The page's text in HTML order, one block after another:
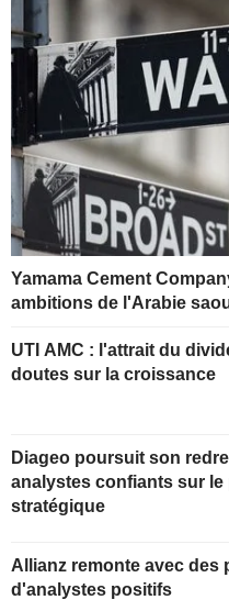
Yamama Cement
ambitions de l'Arabie
UTI AMC : l'attrait du
doutes sur la croissance
Diageo poursuit son
analystes confiants sur le
stratégique
Allianz remonte avec des
d'analystes positifs